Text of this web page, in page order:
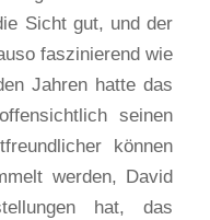
Sicht gut, und der
faszinierend wie
Jahren hatte das
seinen
können
werden, David
hat, das